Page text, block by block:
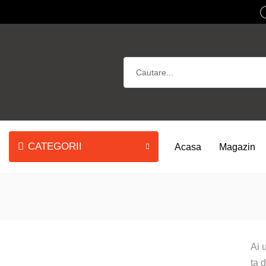
CATEGORII Acasa Magazin
Ai
ta